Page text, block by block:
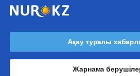
Ақау туралы
Жарнама